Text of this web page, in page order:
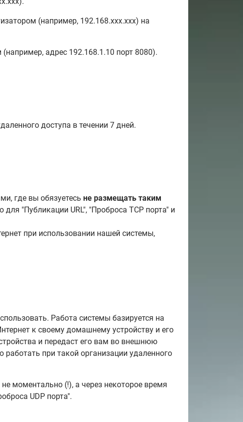
(например, 192.168.xxx.xxx) на
адрес 192.168.1.10 порт 8080).
доступа в течении 7 дней.
где вы обязуетесь не размещать таким
"Публикации URL", "Проброса TCP порта" и
при использовании нашей системы,
Работа системы базируется на
к своему домашнему устройству и его
и передаст его вам во внешнюю
работать при такой организации удаленного
моментально (!), а через некоторое время
UDP порта".